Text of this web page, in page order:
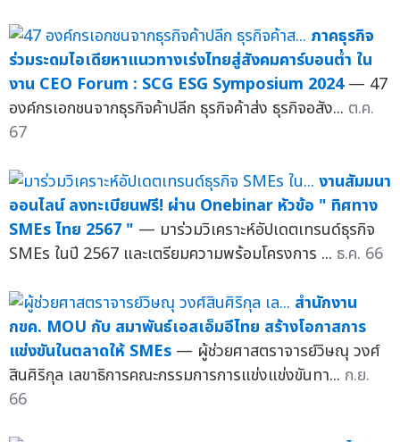
ภาคธุรกิจ
ร่วมระดมไอเดียหาแนวทางเร่งไทยสู่สังคมคาร์บอนต่ำ ใน
งาน CEO Forum : SCG ESG Symposium 2024 — 47
องค์กรเอกชนจากธุรกิจค้าปลีก ธุรกิจค้าส่ง ธุรกิจอสัง... ต.ค.
67
งานสัมมนา
ออนไลน์ ลงทะเบียนฟรี! ผ่าน Onebinar หัวข้อ " ทิศทาง
SMEs ไทย 2567 " — มาร่วมวิเคราะห์อัปเดตเทรนด์ธุรกิจ
SMEs ในปี 2567 และเตรียมความพร้อมโครงการ ... ธ.ค. 66
สำนักงาน
กขค. MOU กับ สมาพันธ์เอสเอ็มอีไทย สร้างโอกาสการ
แข่งขันในตลาดให้ SMEs — ผู้ช่วยศาสตราจารย์วิษณุ วงศ์
สินศิริกุล เลขาธิการคณะกรรมการการแข่งแข่งขันทา... ก.ย.
66